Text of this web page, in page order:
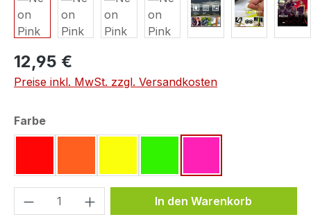
12,95 €
Preise inkl. MwSt. zzgl. Versandkosten
Farbeauswählen
Produkt Anzahl: Gib denIn den Warenkorb